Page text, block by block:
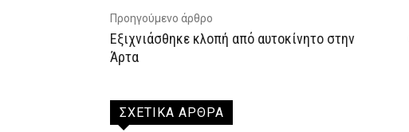
Προηγούμενο άρθρο
Εξιχνιάσθηκε κλοπή από αυτοκίνητο στην
Άρτα
ΣΧΕΤΙΚΑ ΑΡΘΡΑ